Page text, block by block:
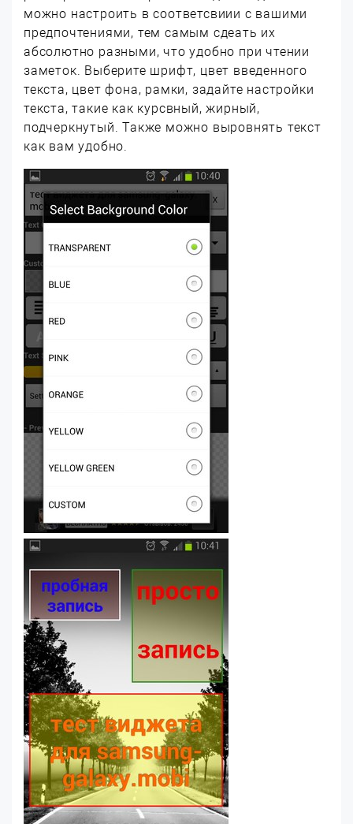
можно настроить в соответсвиии с вашими
предпочтениями, тем самым сдеать их
абсолютно разными, что удобно при чтении
заметок. Выберите шрифт, цвет введенного
текста, цвет фона, рамки, задайте настройки
текста, такие как курсвный, жирный,
подчеркнутый. Также можно выровнять текст
как вам удобно.